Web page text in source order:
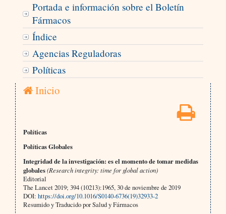
Portada e información sobre el Boletín
Fármacos
Índice
Agencias Reguladoras
Políticas
Inicio
Políticas
Políticas Globales
Integridad de la investigación: es el momento de tomar medidas
globales(Research integrity: time for global action)
Editorial
The Lancet 2019; 394 (10213):1965, 30 de noviembre de 2019
DOI: https://doi.org/10.1016/S0140-6736(19)32933-2
Resumido y Traducido por Salud y Fármacos